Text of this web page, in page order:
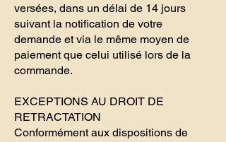
versées, dans un délai de 14 jours
suivant la notification de votre
demande et via le même moyen de
paiement que celui utilisé lors de la
commande.
EXCEPTIONS AU DROIT DE
RETRACTATION
Conformément aux dispositions de